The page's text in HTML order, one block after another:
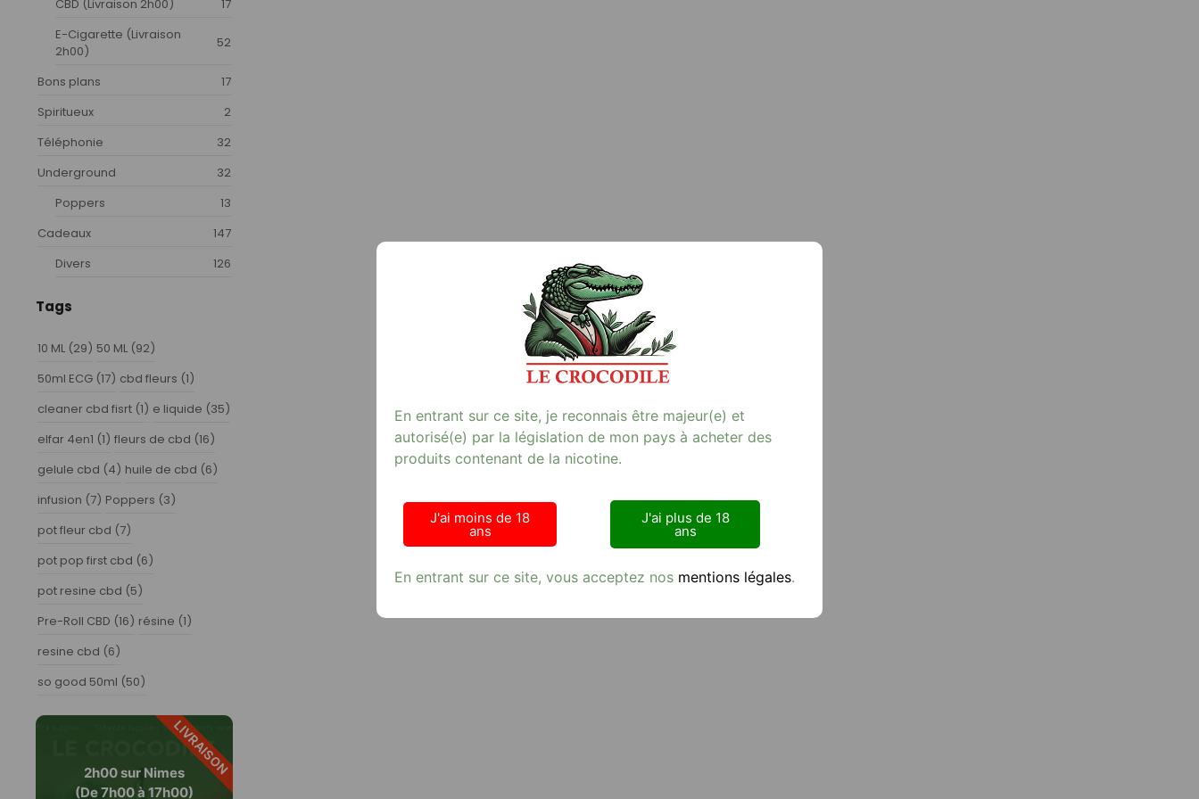
CBD (Livraison 2h00)
17
E-Cigarette (Livraison
2h00)
52
Bons plans
17
Spiritueux
2
Téléphonie
32
Underground
32
Poppers
13
Cadeaux
147
Divers
126
Tags
10 ML (29) 50 ML (92)
50ml ECG (17) cbd fleurs (1)
cleaner cbd fisrt (1) e liquide (35)
elfar 4en1 (1) fleurs de cbd (16)
gelule cbd (4) huile de cbd (6)
infusion (7) Poppers (3)
pot fleur cbd (7)
pot pop first cbd (6)
pot resine cbd (5)
Pre-Roll CBD (16) résine (1)
resine cbd (6)
so good 50ml (50)
2h00 sur Nimes
(De 7h00 à 17h00)
LIVRAISON
En entrant sur ce site, je reconnais être majeur(e) et
autorisé(e) par la législation de mon pays à acheter des
produits contenant de la nicotine.
J'ai moins de 18
ans
J'ai plus de 18
ans
En entrant sur ce site, vous acceptez nos mentions légales.